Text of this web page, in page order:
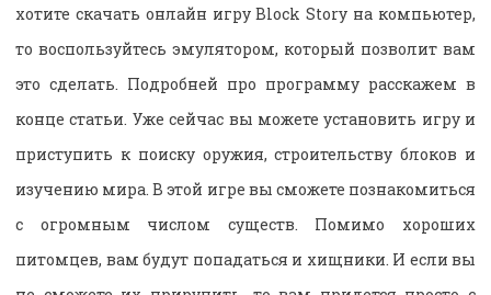
хотите скачать онлайн игру Block Story на компьютер,
то воспользуйтесь эмулятором, который позволит вам
это сделать. Подробней про программу расскажем в
конце статьи. Уже сейчас вы можете установить игру и
приступить к поиску оружия, строительству блоков и
изучению мира. В этой игре вы сможете познакомиться
с огромным числом существ. Помимо хороших
питомцев, вам будут попадаться и хищники. И если вы